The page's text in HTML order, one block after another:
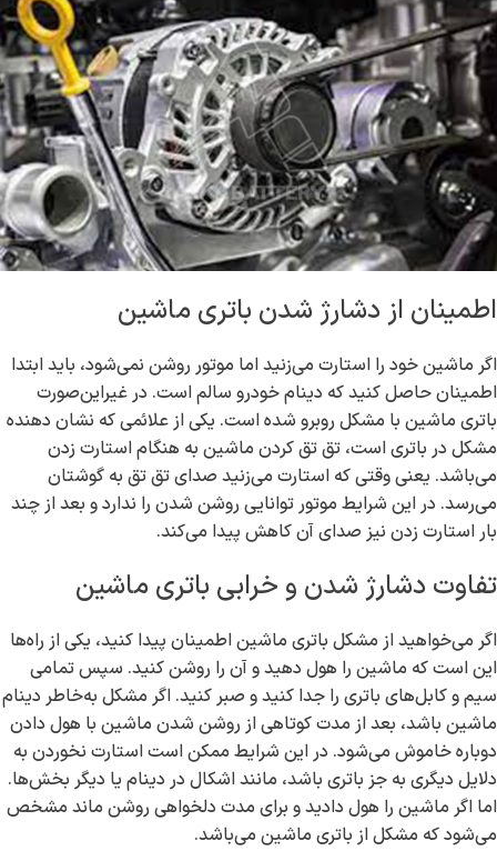
اطمینان از دشارژ شدن باتری ماشین
اگر ماشین خود را استارت می‌زنید اما موتور روشن نمی‌شود، باید ابتدا
اطمینان حاصل کنید که دینام خودرو سالم است. در غیراین‌صورت
باتری ماشین با مشکل روبرو شده است. یکی از علائمی که نشان دهنده
مشکل در باتری است، تق تق کردن ماشین به هنگام استارت زدن
می‌باشد. یعنی وقتی که استارت می‌زنید صدای تق تق به گوشتان
می‌رسد. در این شرایط موتور توانایی روشن شدن را ندارد و بعد از چند
بار استارت زدن نیز صدای آن کاهش پیدا می‌کند.
تفاوت دشارژ شدن و خرابی باتری ماشین
اگر می‌خواهید از مشکل باتری ماشین اطمینان پیدا کنید، یکی از راه‌ها
این است که ماشین را هول دهید و آن را روشن کنید. سپس تمامی
سیم و کابل‌های باتری را جدا کنید و صبر کنید. اگر مشکل به‌خاطر دینام
ماشین باشد، بعد از مدت کوتاهی از روشن شدن ماشین با هول دادن
دوباره خاموش می‌شود. در این شرایط ممکن است استارت نخوردن به
دلایل دیگری به جز باتری باشد، مانند اشکال در دینام یا دیگر بخش‌ها.
اما اگر ماشین را هول دادید و برای مدت دلخواهی روشن ماند مشخص
می‌شود که مشکل از باتری ماشین می‌باشد.